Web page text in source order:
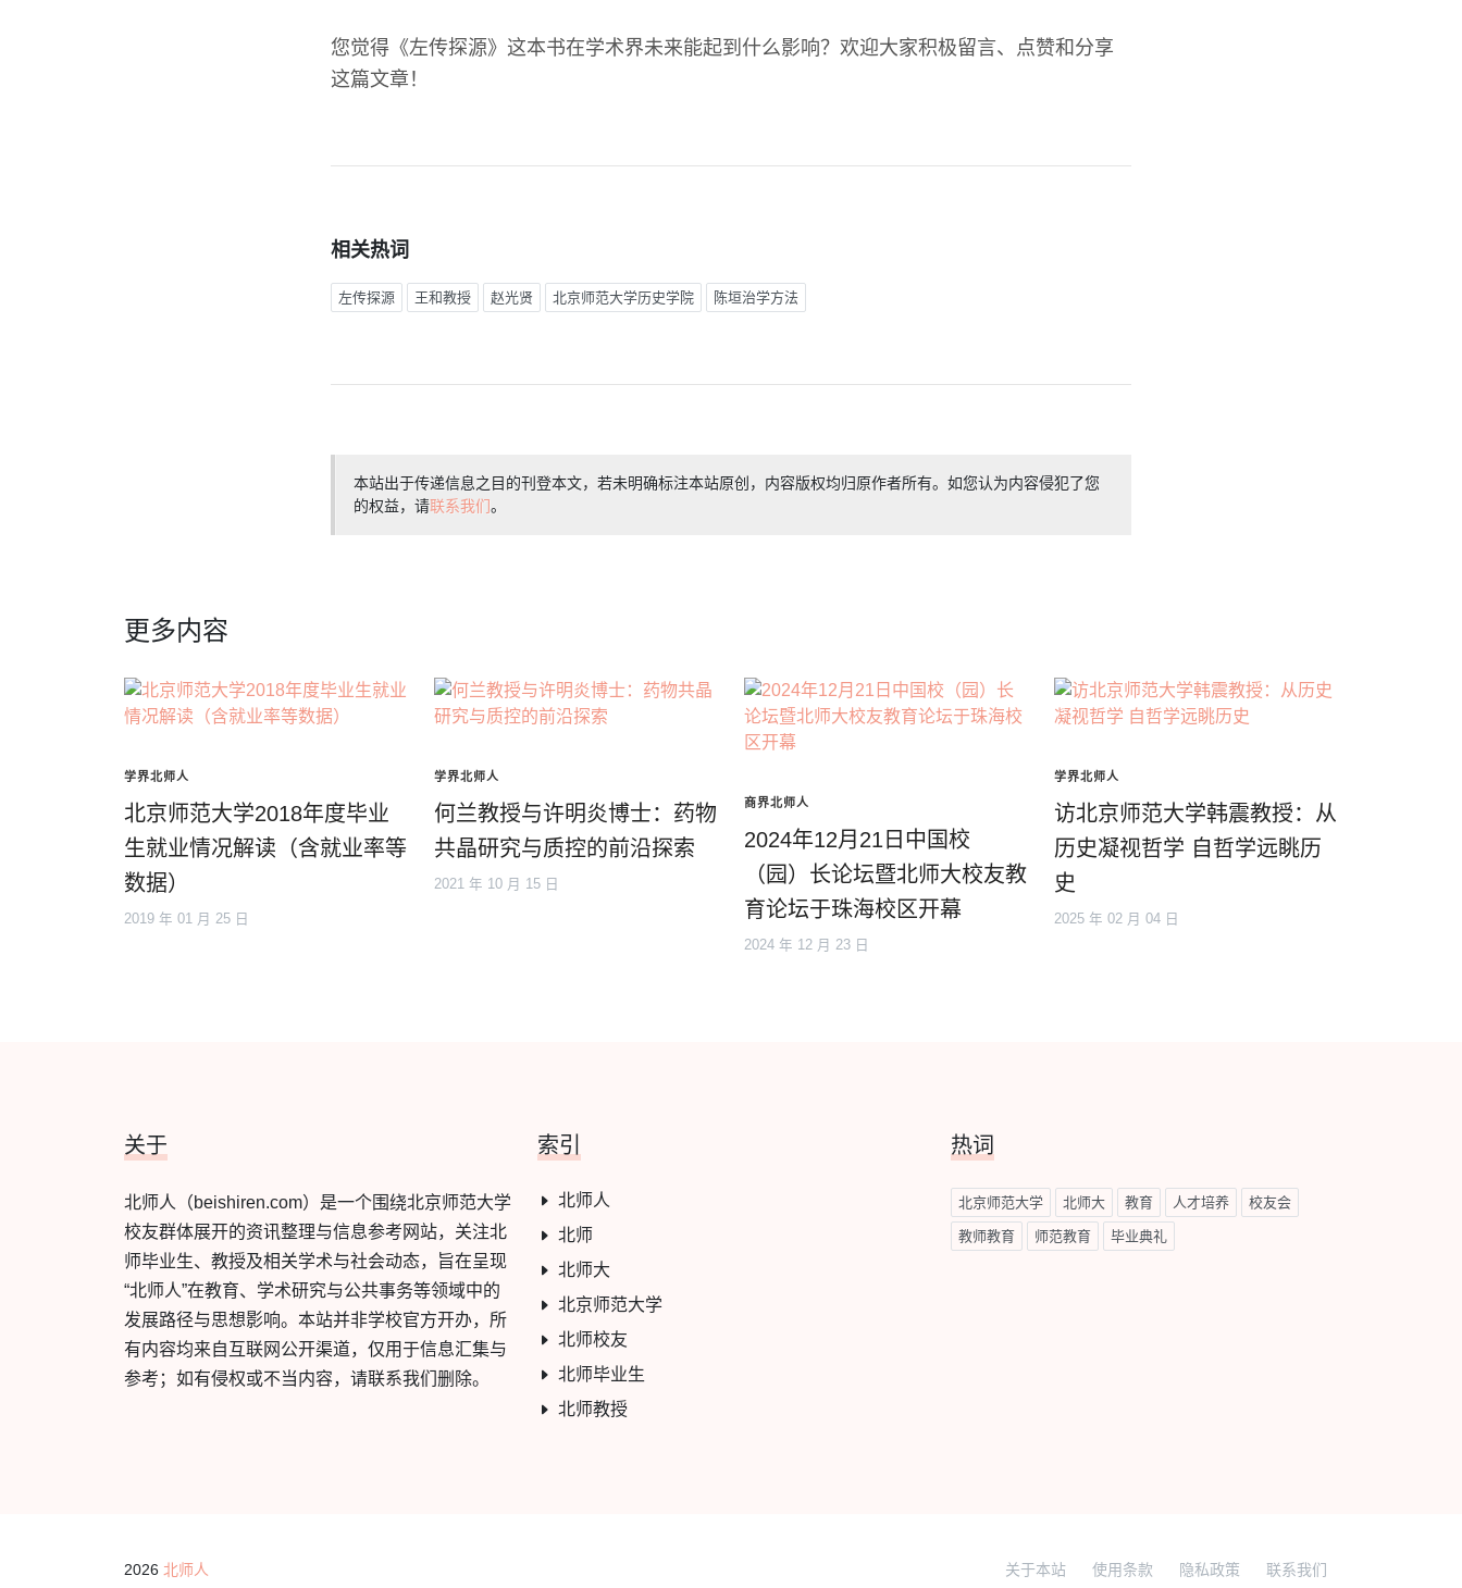
您觉得《左传探源》这本书在学术界未来能起到什么影响？欢迎大家积极留言、点赞和分享
这篇文章！
相关热词
左传探源 王和教授 赵光贤 北京师范大学历史学院 陈垣治学方法
本站出于传递信息之目的刊登本文，若未明确标注本站原创，内容版权均归原作者所有。如您认为内容侵犯了您
的权益，请联系我们。
更多内容
学界北师人
北京师范大学2018年度毕业
生就业情况解读（含就业率等
数据）
2019 年 01 月 25 日
学界北师人
何兰教授与许明炎博士：药物
共晶研究与质控的前沿探索
2021 年 10 月 15 日
商界北师人
2024年12月21日中国校
（园）长论坛暨北师大校友教
育论坛于珠海校区开幕
2024 年 12 月 23 日
学界北师人
访北京师范大学韩震教授：从
历史凝视哲学 自哲学远眺历
史
2025 年 02 月 04 日
关于
北师人（beishiren.com）是一个围绕北京师范大学
校友群体展开的资讯整理与信息参考网站，关注北
师毕业生、教授及相关学术与社会动态，旨在呈现
“北师人”在教育、学术研究与公共事务等领域中的
发展路径与思想影响。本站并非学校官方开办，所
有内容均来自互联网公开渠道，仅用于信息汇集与
参考；如有侵权或不当内容，请联系我们删除。
索引
北师人
北师
北师大
北京师范大学
北师校友
北师毕业生
北师教授
热词
北京师范大学 北师大 教育 人才培养 校友会
教师教育 师范教育 毕业典礼
2026 北师人 关于本站 使用条款 隐私政策 联系我们